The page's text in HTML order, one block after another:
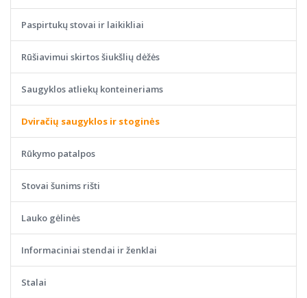
Paspirtukų stovai ir laikikliai
Rūšiavimui skirtos šiukšlių dėžės
Saugyklos atliekų konteineriams
Dviračių saugyklos ir stoginės
Rūkymo patalpos
Stovai šunims rišti
Lauko gėlinės
Informaciniai stendai ir ženklai
Stalai